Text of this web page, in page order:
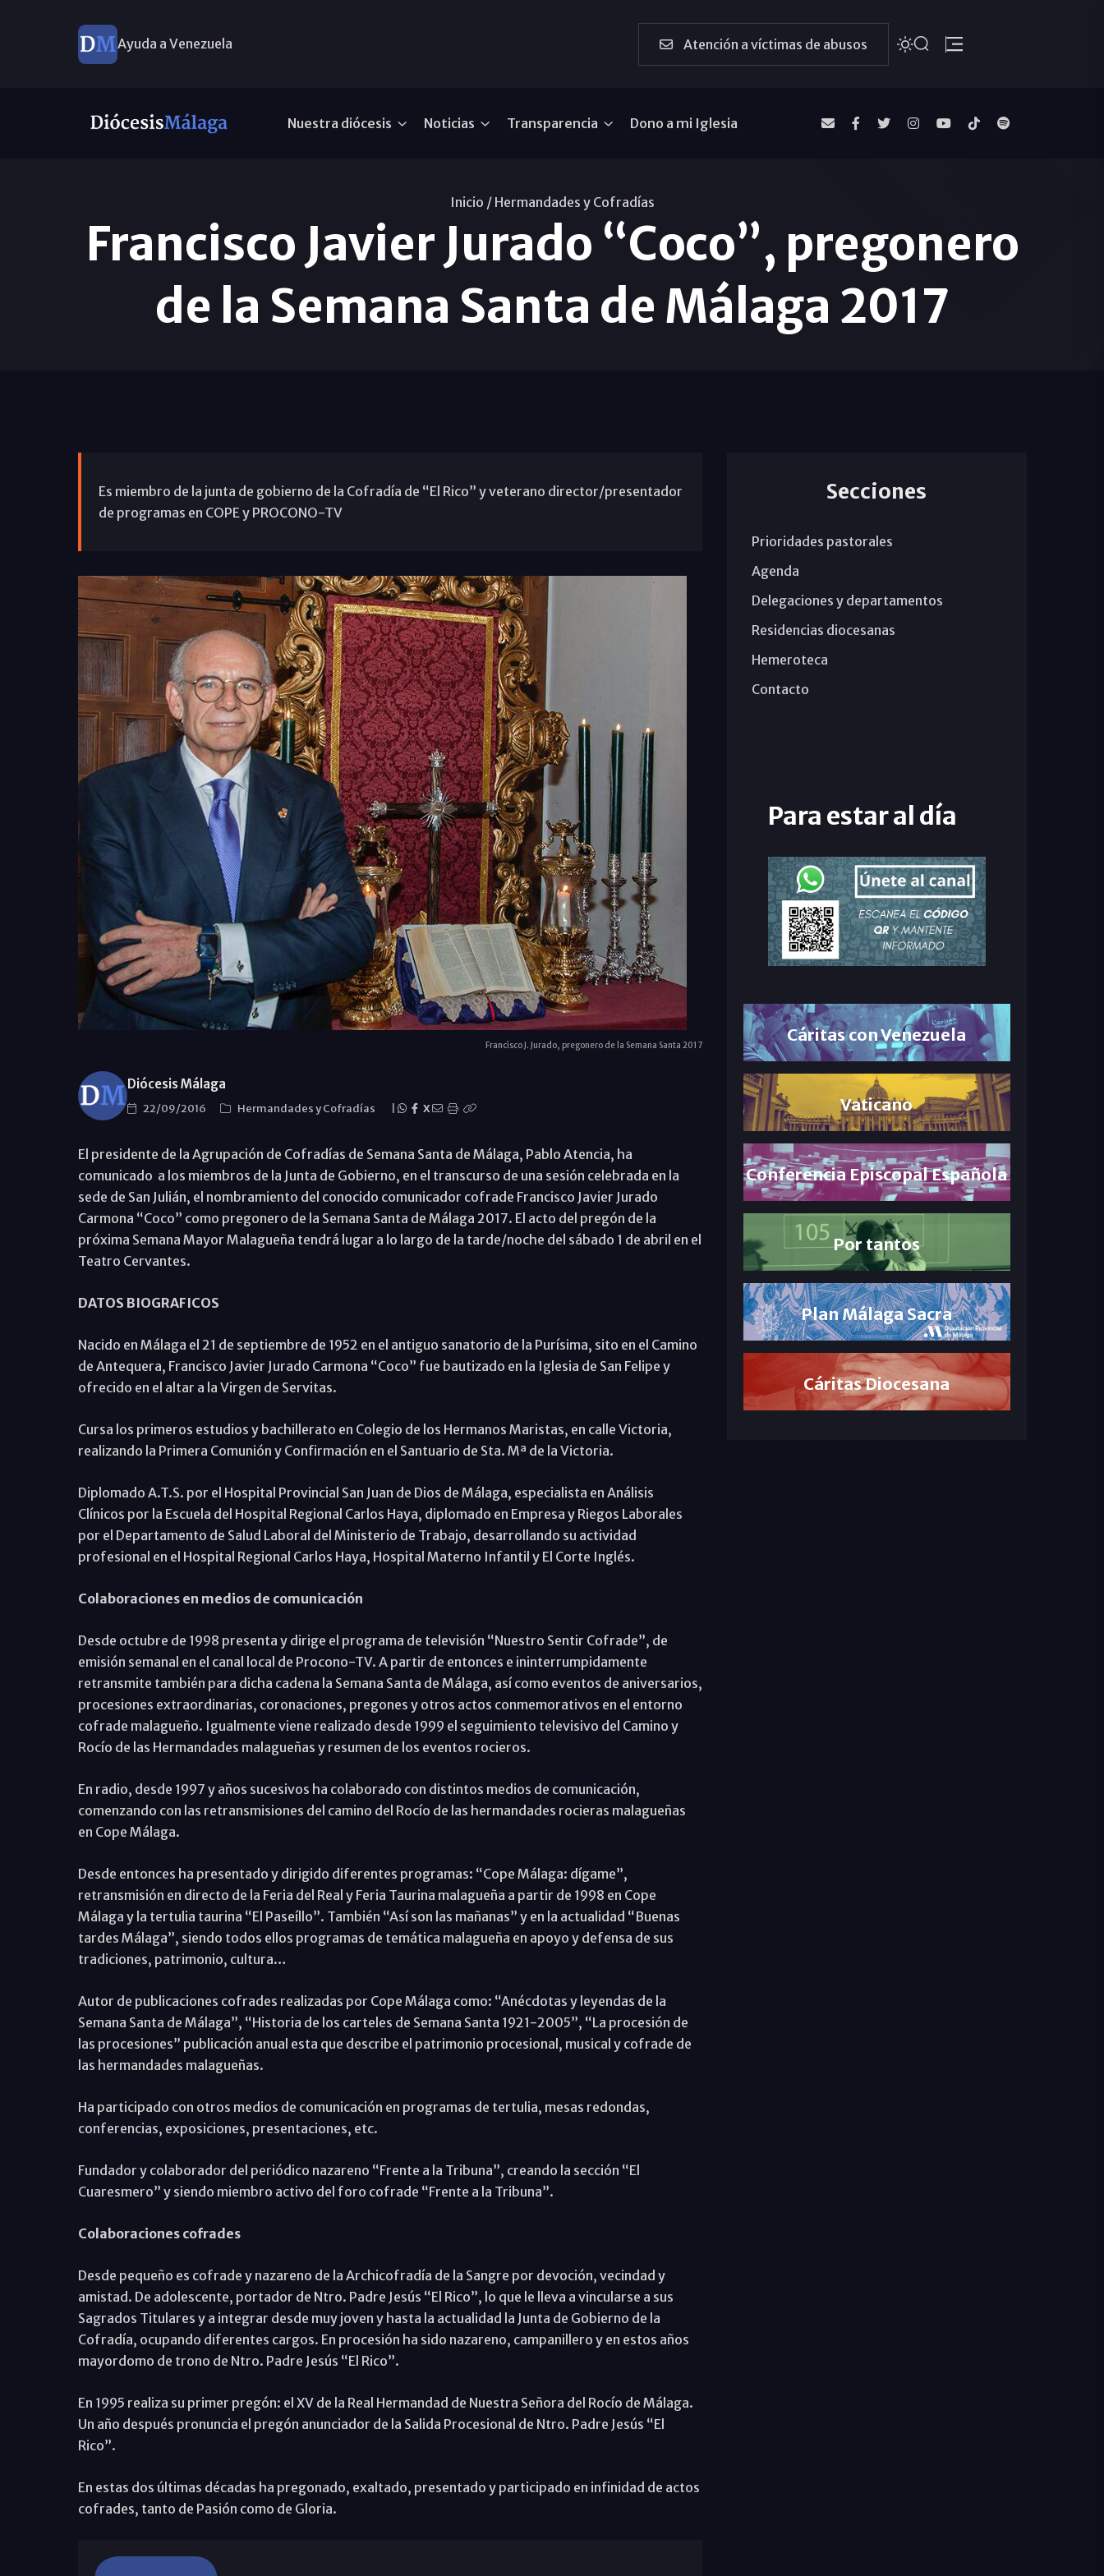
Ayuda a Venezuela Atención a víctimas de abusos
Nuestra diócesis Noticias Transparencia Dono a mi Iglesia
Inicio / Hermandades y Cofradías
Francisco Javier Jurado “Coco”, pregonero
de la Semana Santa de Málaga 2017
Es miembro de la junta de gobierno de la Cofradía de “El Rico” y veterano director/presentador
de programas en COPE y PROCONO-TV
Francisco J. Jurado, pregonero de la Semana Santa 2017
Diócesis Málaga
22/09/2016 Hermandades y Cofradías X
El presidente de la Agrupación de Cofradías de Semana Santa de Málaga, Pablo Atencia, ha
comunicado a los miembros de la Junta de Gobierno, en el transcurso de una sesión celebrada en la
sede de San Julián, el nombramiento del conocido comunicador cofrade Francisco Javier Jurado
Carmona “Coco” como pregonero de la Semana Santa de Málaga 2017. El acto del pregón de la
próxima Semana Mayor Malagueña tendrá lugar a lo largo de la tarde/noche del sábado 1 de abril en el
Teatro Cervantes.
DATOS BIOGRAFICOS
Nacido en Málaga el 21 de septiembre de 1952 en el antiguo sanatorio de la Purísima, sito en el Camino
de Antequera, Francisco Javier Jurado Carmona “Coco” fue bautizado en la Iglesia de San Felipe y
ofrecido en el altar a la Virgen de Servitas.
Cursa los primeros estudios y bachillerato en Colegio de los Hermanos Maristas, en calle Victoria,
realizando la Primera Comunión y Confirmación en el Santuario de Sta. Mª de la Victoria.
Diplomado A.T.S. por el Hospital Provincial San Juan de Dios de Málaga, especialista en Análisis
Clínicos por la Escuela del Hospital Regional Carlos Haya, diplomado en Empresa y Riegos Laborales
por el Departamento de Salud Laboral del Ministerio de Trabajo, desarrollando su actividad
profesional en el Hospital Regional Carlos Haya, Hospital Materno Infantil y El Corte Inglés.
Colaboraciones en medios de comunicación
Desde octubre de 1998 presenta y dirige el programa de televisión “Nuestro Sentir Cofrade”, de
emisión semanal en el canal local de Procono-TV. A partir de entonces e ininterrumpidamente
retransmite también para dicha cadena la Semana Santa de Málaga, así como eventos de aniversarios,
procesiones extraordinarias, coronaciones, pregones y otros actos conmemorativos en el entorno
cofrade malagueño. Igualmente viene realizado desde 1999 el seguimiento televisivo del Camino y
Rocío de las Hermandades malagueñas y resumen de los eventos rocieros.
En radio, desde 1997 y años sucesivos ha colaborado con distintos medios de comunicación,
comenzando con las retransmisiones del camino del Rocío de las hermandades rocieras malagueñas
en Cope Málaga.
Desde entonces ha presentado y dirigido diferentes programas: “Cope Málaga: dígame”,
retransmisión en directo de la Feria del Real y Feria Taurina malagueña a partir de 1998 en Cope
Málaga y la tertulia taurina “El Paseíllo”. También “Así son las mañanas” y en la actualidad “Buenas
tardes Málaga”, siendo todos ellos programas de temática malagueña en apoyo y defensa de sus
tradiciones, patrimonio, cultura…
Autor de publicaciones cofrades realizadas por Cope Málaga como: “Anécdotas y leyendas de la
Semana Santa de Málaga”, “Historia de los carteles de Semana Santa 1921-2005”, “La procesión de
las procesiones” publicación anual esta que describe el patrimonio procesional, musical y cofrade de
las hermandades malagueñas.
Ha participado con otros medios de comunicación en programas de tertulia, mesas redondas,
conferencias, exposiciones, presentaciones, etc.
Fundador y colaborador del periódico nazareno “Frente a la Tribuna”, creando la sección “El
Cuaresmero” y siendo miembro activo del foro cofrade “Frente a la Tribuna”.
Colaboraciones cofrades
Desde pequeño es cofrade y nazareno de la Archicofradía de la Sangre por devoción, vecindad y
amistad. De adolescente, portador de Ntro. Padre Jesús “El Rico”, lo que le lleva a vincularse a sus
Sagrados Titulares y a integrar desde muy joven y hasta la actualidad la Junta de Gobierno de la
Cofradía, ocupando diferentes cargos. En procesión ha sido nazareno, campanillero y en estos años
mayordomo de trono de Ntro. Padre Jesús “El Rico”.
En 1995 realiza su primer pregón: el XV de la Real Hermandad de Nuestra Señora del Rocío de Málaga.
Un año después pronuncia el pregón anunciador de la Salida Procesional de Ntro. Padre Jesús “El
Rico”.
En estas dos últimas décadas ha pregonado, exaltado, presentado y participado en infinidad de actos
cofrades, tanto de Pasión como de Gloria.
Secciones
Prioridades pastorales
Agenda
Delegaciones y departamentos
Residencias diocesanas
Hemeroteca
Contacto
Para estar al día
Cáritas con Venezuela
Vaticano
Conferencia Episcopal Española
Por tantos
Plan Málaga Sacra
Cáritas Diocesana